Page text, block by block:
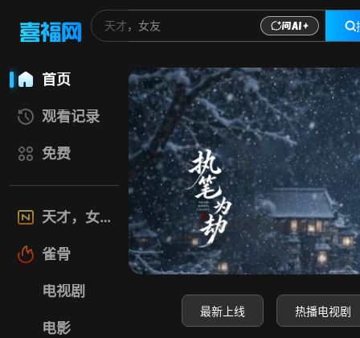
首页
观看记录
免费
天才，女友
雀骨
电视剧
电影
喜福影视网-高清电
最新上线 热播电视剧